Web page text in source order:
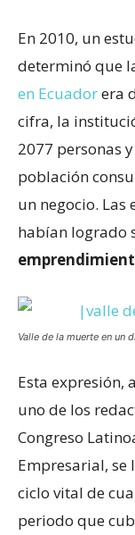
En 2010, un
determinó que
en Ecuadorera
cifra, la
2077 personas
población
un negocio. Las
habían logrado
Valle de la muerte en un
Esta expresión,
uno de los
Congreso
Empresarial,
ciclo vital de
periodo que